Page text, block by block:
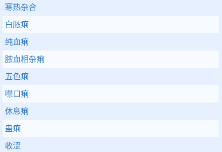
寒热杂合
白脓痢
纯血痢
脓血相杂痢
五色痢
噤口痢
休息痢
蛊痢
收涩